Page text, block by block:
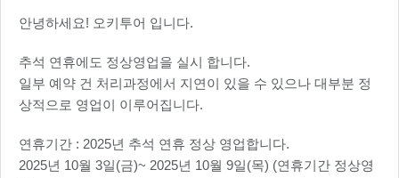
안녕하세요! 오키투어 입니다.
추석 연휴에도 정상영업을 실시 합니다.
일부 예약 건 처리과정에서 지연이 있을 수 있으나 대부분 정
상적으로 영업이 이루어집니다.
연휴기간 : 2025년 추석 연휴 정상 영업합니다.
2025년 10월 3일(금)~ 2025년 10월 9일(목) (연휴기간 정상영